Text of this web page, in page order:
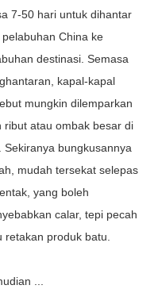
7-50 hari untuk dihantar
China ke
destinasi. Semasa
kapal-kapal
mungkin dilemparkan
ribut atau ombak besar di
Sekiranya bungkusannya
mudah tersekat selepas
yang boleh
calar, tepi pecah
retakan produk batu.
...